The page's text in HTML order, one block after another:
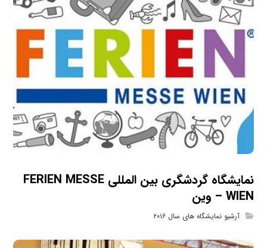
نمایشگاه گردشگری بین المللی FERIEN MESSE
WIEN – وین
آرشیو نمایشگاه های سال ۲۰۱۶